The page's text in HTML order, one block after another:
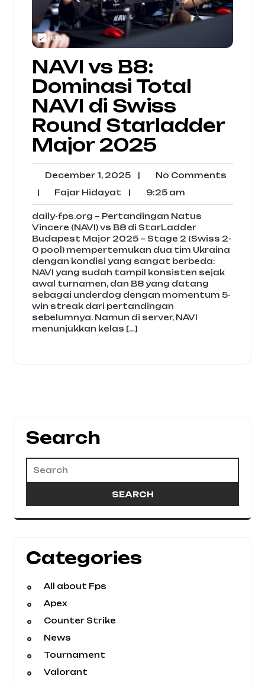
NAVI vs B8:
Dominasi Total
NAVI di Swiss
Round Starladder
Major 2025
December 1, 2025December
2025
| No CommentsNo
| Fajar Hidayat Fajar
Hidayat
| 9:25 am9:25
am
daily-fps.org – Pertandingan Natus
Vincere (NAVI) vs B8 di StarLadder
Budapest Major 2025 – Stage 2 (Swiss 2-
0 pool) mempertemukan dua tim Ukraina
dengan kondisi yang sangat berbeda:
NAVI yang sudah tampil konsisten sejak
awal turnamen, dan B8 yang datang
sebagai underdog dengan momentum 5-
win streak dari pertandingan
sebelumnya. Namun di server, NAVI
menunjukkan kelas […]
Search
Categories
All about Fps
Apex
Counter Strike
News
Tournament
Valorant